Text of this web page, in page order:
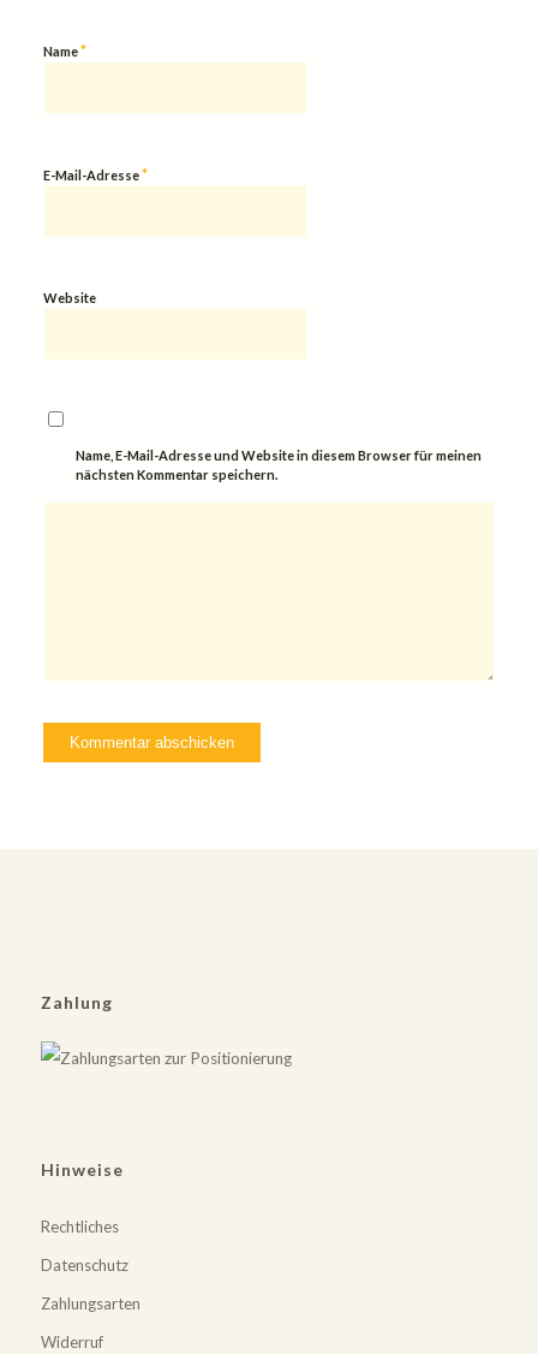
Name*
E-Mail-Adresse*
Website
Name, E-Mail-Adresse und Website in diesem Browser für meinen
nächsten Kommentar speichern.
Zahlung
Hinweise
Rechtliches
Datenschutz
Zahlungsarten
Widerruf